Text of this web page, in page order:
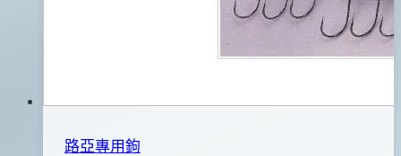
路亞專用鉤